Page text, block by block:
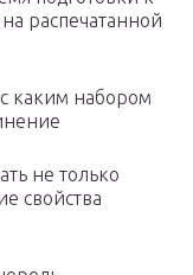
распечатанной
каким набором
не только
свойства